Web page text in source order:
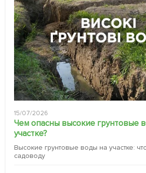
15/07/2026
Чем опасны высокие грунтовые
участке?
Высокие грунтовые воды на участке:
садоводу